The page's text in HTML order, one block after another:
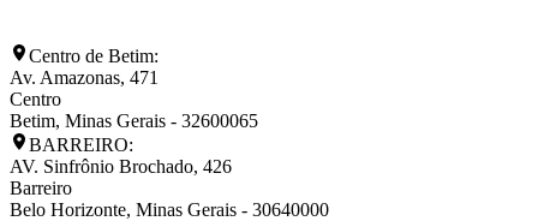
Centro de Betim:
Av. Amazonas, 471
Centro
Betim, Minas Gerais - 32600065
BARREIRO:
AV. Sinfrônio Brochado, 426
Barreiro
Belo Horizonte, Minas Gerais - 30640000